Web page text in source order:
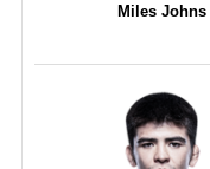
Miles Johns